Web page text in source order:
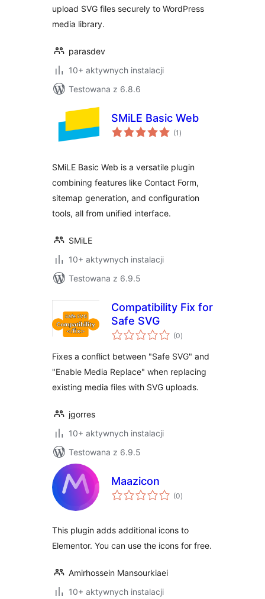
upload SVG files securely to WordPress
media library.
parasdev
10+ aktywnych instalacji
Testowana z 6.8.6
SMiLE Basic Web
(1 wszystkich
ocen
)
SMiLE Basic Web is a versatile plugin
combining features like Contact Form,
sitemap generation, and configuration
tools, all from unified interface.
SMiLE
10+ aktywnych instalacji
Testowana z 6.9.5
Compatibility Fix for
Safe SVG
(0wszystkich
ocen
)
Fixes a conflict between "Safe SVG" and
"Enable Media Replace" when replacing
existing media files with SVG uploads.
jgorres
10+ aktywnych instalacji
Testowana z 6.9.5
Maazicon
(0wszystkich
ocen
)
This plugin adds additional icons to
Elementor. You can use the icons for free.
Amirhossein Mansourkiaei
10+ aktywnych instalacji